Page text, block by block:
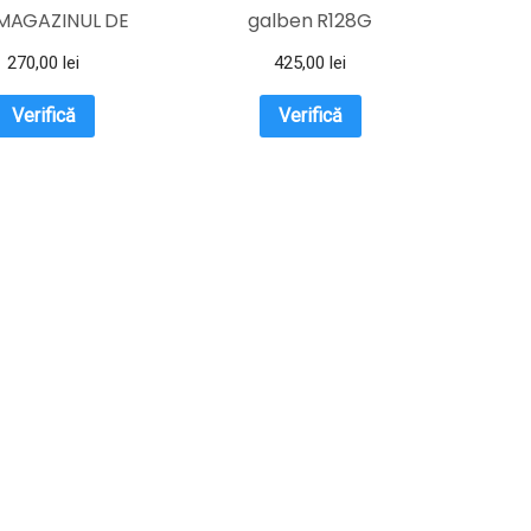
DE
GENTI
270,00lei
Verifică
galben R128G
425,00lei
Verifică